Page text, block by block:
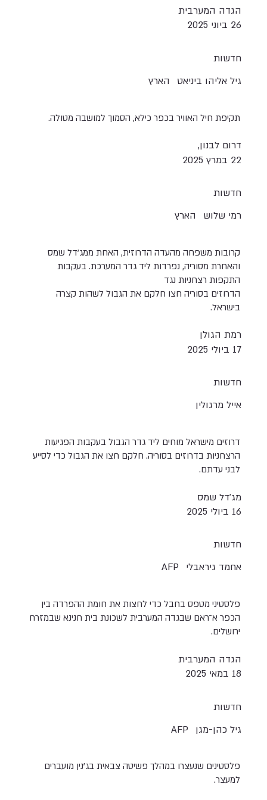
הגדה המערבית
26 ביוני 2025
חדשות
הארץ
גיל אליהו ביניאט
תקיפת חיל האוויר בכפר כילא, הסמוך למושבה מטולה.
דרום לבנון,
22 במרץ 2025
חדשות
הארץ
רמי שלוש
קרובות משפחה מהעדה הדרוזית, האחת ממג'דל שמס
והאחרת מסוריה, נפרדות ליד גדר המערכת. בעקבות
התקפות רצחניות נגד
הדרוזים בסוריה חצו חלקם את הגבול לשהות קצרה
בישראל.
רמת הגולן
17 ביולי 2025
חדשות
אייל מרגולין
דרוזים מישראל מוחים ליד גדר הגבול בעקבות הפגיעות
הרצחניות בדרוזים בסוריה. חלקם חצו את הגבול כדי לסייע
לבני עדתם.
מג'דל שמס
16 ביולי 2025
חדשות
AFP
אחמד גיראבלי
פלסטיני מטפס בחבל כדי לחצות את חומת ההפרדה בין
הכפר א־ראם שבגדה המערבית לשכונת בית חנינא שבמזרח
ירושלים.
הגדה המערבית
18 במאי 2025
חדשות
AFP
גיל כהן-מגן
פלסטינים שנעצרו במהלך פשיטה צבאית בג'נין מועברים
למעצר.